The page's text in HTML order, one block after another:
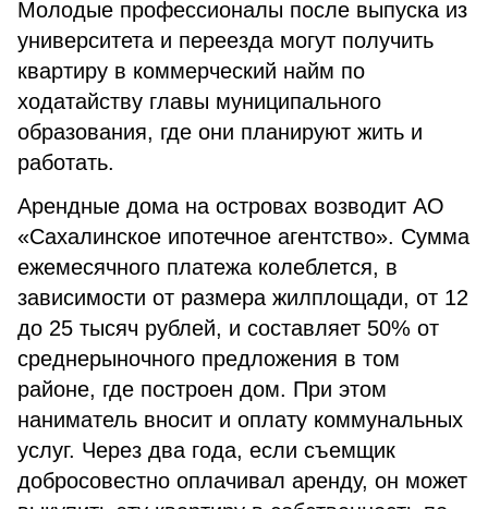
Молодые профессионалы после выпуска из
университета и переезда могут получить
квартиру в коммерческий найм по
ходатайству главы муниципального
образования, где они планируют жить и
работать.
Арендные дома на островах возводит АО
«Сахалинское ипотечное агентство». Сумма
ежемесячного платежа колеблется, в
зависимости от размера жилплощади, от 12
до 25 тысяч рублей, и составляет 50% от
среднерыночного предложения в том
районе, где построен дом. При этом
наниматель вносит и оплату коммунальных
услуг. Через два года, если съемщик
добросовестно оплачивал аренду, он может